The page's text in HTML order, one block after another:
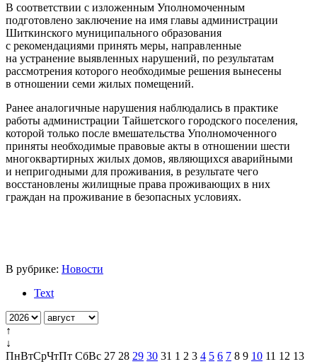
В соответствии с изложенным Уполномоченным
подготовлено заключение на имя главы администрации
Шиткинского муниципального образования
с рекомендациями принять меры, направленные
на устранение выявленных нарушений, по результатам
рассмотрения которого необходимые решения вынесены
в отношении семи жилых помещений.
Ранее аналогичные нарушения наблюдались в практике
работы администрации Тайшетского городского поселения,
которой только после вмешательства Уполномоченного
приняты необходимые правовые акты в отношении шести
многоквартирных жилых домов, являющихся аварийными
и непригодными для проживания, в результате чего
восстановлены жилищные права проживающих в них
граждан на проживание в безопасных условиях.
В рубрике: Новости
Text
↑
↓
ПнВтСрЧтПт СбВс 27 28 29 30 31 1 2 3 4 5 6 7 8 9 10 11 12 13